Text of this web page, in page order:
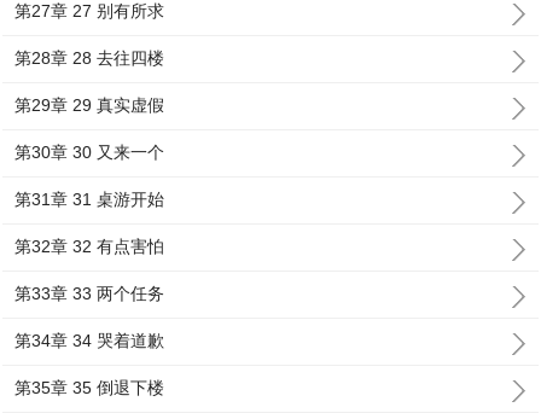
第27章 27 别有所求
第28章 28 去往四楼
第29章 29 真实虚假
第30章 30 又来一个
第31章 31 桌游开始
第32章 32 有点害怕
第33章 33 两个任务
第34章 34 哭着道歉
第35章 35 倒退下楼